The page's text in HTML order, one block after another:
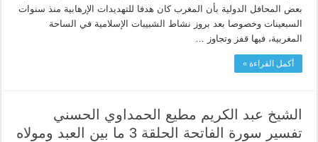
بعض المحافل الدولية بأن المغرب كان هدفا للتهديدات الإرهابية منذ سنوات
السبعينات وخصوصا بعد بروز نشاط الشبيبات الإسلامية في الساحة
المغربية، فيها قفز وتجاوز …
أكمل القراءة »
الشيخ عبد الكريم مطيع الحمداوي الحسني
تفسير سورة الفاتحة الحلقة 3 ما بين العبد ومولاه